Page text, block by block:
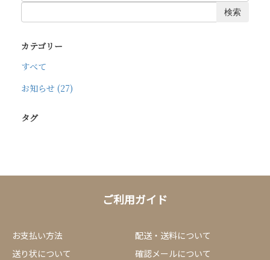
検索
カテゴリー
すべて
お知らせ (27)
タグ
ご利用ガイド
お支払い方法
配送・送料について
送り状について
確認メールについて